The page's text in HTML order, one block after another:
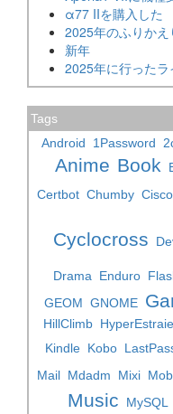
α77 IIを購入した
2025年のふりかえ
新年
2025年に行ったラ
Tags
Android
1Password
Anime Book
Certbot Chumby Cisco
Cyclocross
Drama Enduro
GEOM GNOME
HillClimb
Kindle Kobo
Mail Mdadm Mixi
Music
MySQL